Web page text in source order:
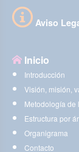
Aviso
Inicio
Introducción
Visión, misión,
Metodología de
Estructura por
Organigrama
Contacto